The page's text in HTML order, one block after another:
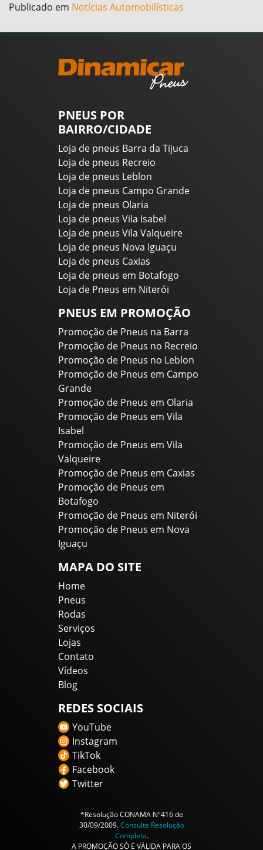
Publicado em Notícias Automobilísticas
PNEUS POR
BAIRRO/CIDADE
Loja de pneus Barra da Tijuca
Loja de pneus Recreio
Loja de pneus Leblon
Loja de pneus Campo Grande
Loja de pneus Olaria
Loja de pneus Vila Isabel
Loja de pneus Vila Valqueire
Loja de pneus Nova Iguaçu
Loja de pneus Caxias
Loja de pneus em Botafogo
Loja de Pneus em Niterói
PNEUS EM PROMOÇÃO
Promoção de Pneus na Barra
Promoção de Pneus no Recreio
Promoção de Pneus no Leblon
Promoção de Pneus em Campo
Grande
Promoção de Pneus em Olaria
Promoção de Pneus em Vila
Isabel
Promoção de Pneus em Vila
Valqueire
Promoção de Pneus em Caxias
Promoção de Pneus em
Botafogo
Promoção de Pneus em Niterói
Promoção de Pneus em Nova
Iguaçu
MAPA DO SITE
Home
Pneus
Rodas
Serviços
Lojas
Contato
Vídeos
Blog
REDES SOCIAIS
YouTube
Instagram
TikTok
Facebook
Twitter
*Resolução CONAMA Nº416 de
30/09/2009.Consulte Resolução
Completa.
A PROMOÇÃO SÓ É VÁLIDA PARA OS